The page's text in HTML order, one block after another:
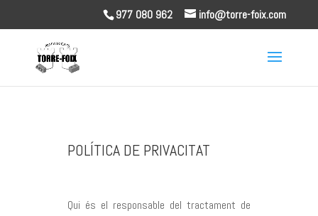
977 080 962 info@torre-foix.com
POLÍTICA DE PRIVACITAT
Qui és el responsable del tractament de